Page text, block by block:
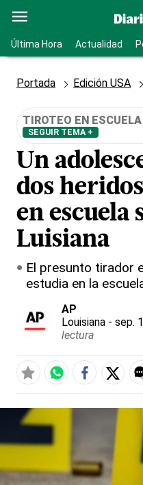
Última Hora Actualidad
Portada Edición USA
TIROTEO EN
SEGUIR TEMA +
Un
dos
en escuela
Luisiana
El presunto tirador
estudia en la
AP
Louisiana - sep.
lectura